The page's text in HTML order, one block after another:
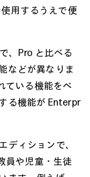
用するうえで便
、Pro と比べる
などが異なりま
ている機能をベ
る機能が Enterpr
ディションで、
員や児童・生徒